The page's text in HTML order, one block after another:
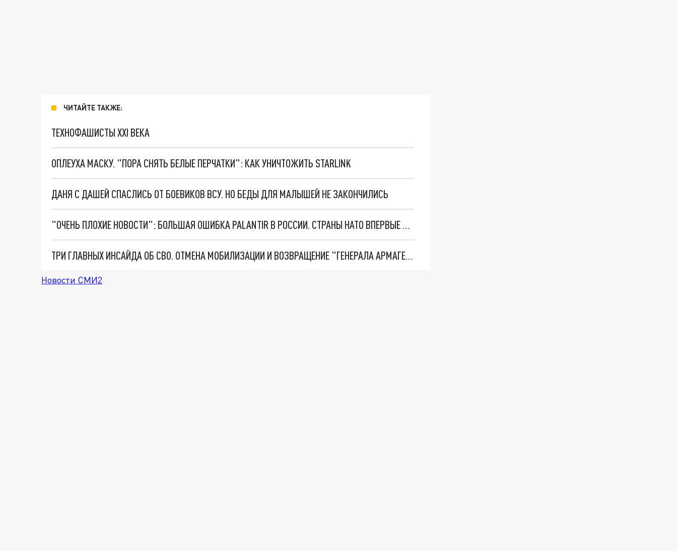
ЧИТАЙТЕ ТАКЖЕ:
ТЕХНОФАШИСТЫ XXI ВЕКА
ОПЛЕУХА МАСКУ. "ПОРА СНЯТЬ БЕЛЫЕ ПЕРЧАТКИ": КАК УНИЧТОЖИТЬ STARLINK
ДАНЯ С ДАШЕЙ СПАСЛИСЬ ОТ БОЕВИКОВ ВСУ. НО БЕДЫ ДЛЯ МАЛЫШЕЙ НЕ ЗАКОНЧИЛИСЬ
"ОЧЕНЬ ПЛОХИЕ НОВОСТИ": БОЛЬШАЯ ОШИБКА PALANTIR В РОССИИ. СТРАНЫ НАТО ВПЕРВЫЕ ЗА СВО ОСТАНОВИЛИ ПОСТАВКИ ОРУЖИЯ. ВСУ ТЕРЯЮТ ПРИГРАНИЧЬЕ?
ТРИ ГЛАВНЫХ ИНСАЙДА ОБ СВО. ОТМЕНА МОБИЛИЗАЦИИ И ВОЗВРАЩЕНИЕ "ГЕНЕРАЛА АРМАГЕДДОНА"? ОТЛИЧНЫЕ НОВОСТИ, КОТОРЫЕ ЖДАЛИ ВСЕ
Новости СМИ2